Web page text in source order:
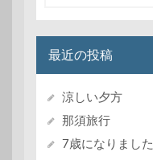
最近の投稿
涼しい夕方
那須旅行
7歳になりました